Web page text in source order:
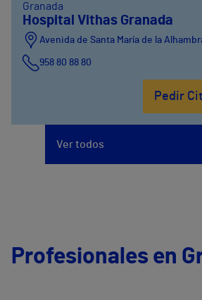
Granada
Hospital Vithas Granada
Avenida de Santa María de la
958 80 88 80
Pedir
Ver todos
Profesionales en